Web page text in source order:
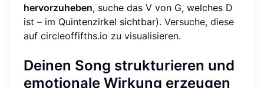
hervorzuheben, suche das V von G, welches D
ist – im Quintenzirkel sichtbar). Versuche, diese
auf circleoffifths.io zu visualisieren.
Deinen Song strukturieren und
emotionale Wirkung erzeugen